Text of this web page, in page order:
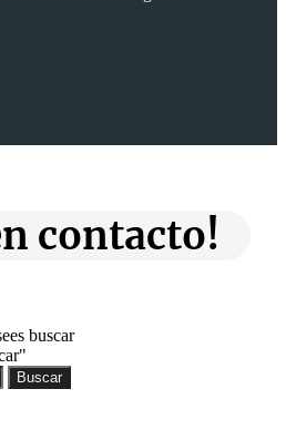
contacto!
buscar
Buscar